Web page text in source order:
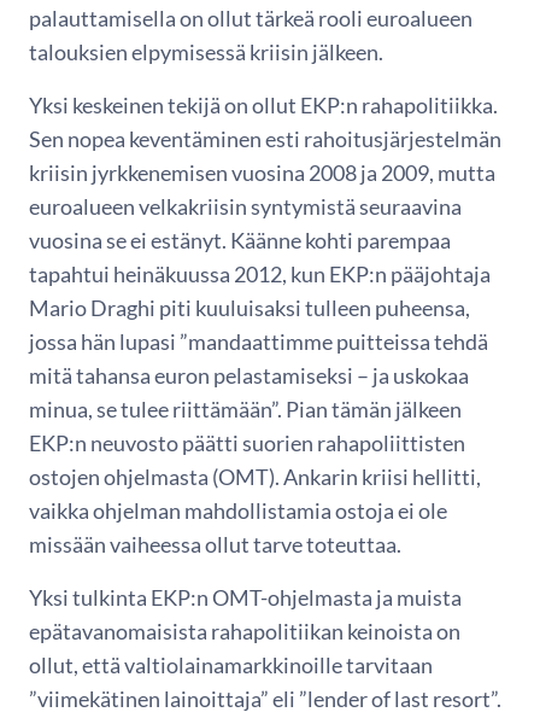
palauttamisella on ollut tärkeä rooli euroalueen
talouksien elpymisessä kriisin jälkeen.
Yksi keskeinen tekijä on ollut EKP:n rahapolitiikka.
Sen nopea keventäminen esti rahoitusjärjestelmän
kriisin jyrkkenemisen vuosina 2008 ja 2009, mutta
euroalueen velkakriisin syntymistä seuraavina
vuosina se ei estänyt. Käänne kohti parempaa
tapahtui heinäkuussa 2012, kun EKP:n pääjohtaja
Mario Draghi piti kuuluisaksi tulleen puheensa,
jossa hän lupasi ”mandaattimme puitteissa tehdä
mitä tahansa euron pelastamiseksi – ja uskokaa
minua, se tulee riittämään”. Pian tämän jälkeen
EKP:n neuvosto päätti suorien rahapoliittisten
ostojen ohjelmasta (OMT). Ankarin kriisi hellitti,
vaikka ohjelman mahdollistamia ostoja ei ole
missään vaiheessa ollut tarve toteuttaa.
Yksi tulkinta EKP:n OMT-ohjelmasta ja muista
epätavanomaisista rahapolitiikan keinoista on
ollut, että valtiolainamarkkinoille tarvitaan
”viimekätinen lainoittaja” eli ”lender of last resort”.